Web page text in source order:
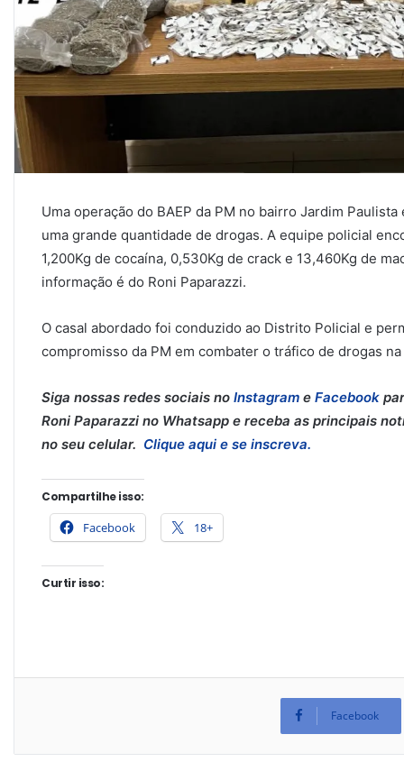
Uma operação do BAEP da PM no bairro Jardim
uma grande quantidade de drogas. A equipe policial
1,200Kg de cocaína, 0,530Kg de crack e 13,460Kg de
informação é do Roni Paparazzi.
O casal abordado foi conduzido ao Distrito Policial e
compromisso da PM em combater o tráfico de drogas na
Siga nossas redes sociais no Instagram e Facebook
Roni Paparazzi no Whatsapp e receba as principais
no seu celular. Clique aqui e se inscreva.
Compartilhe isso:
Facebook 18+
Curtir isso:
Facebook